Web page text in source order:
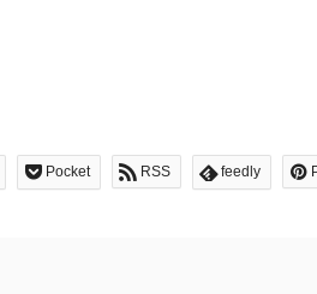
Pocket RSS feedly